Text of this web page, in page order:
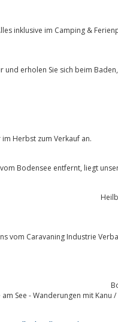
Sie sich beim Baden, Sonnen oder der
Herbst zum Verkauf an.
Wohnmobile, Reisemobile, Motorcaravans vom Caravaning Industrie